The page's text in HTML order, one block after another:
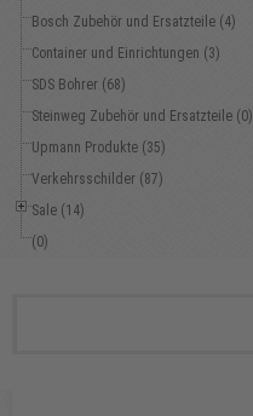
Bosch Zubehör und Ersatzteile (4)
Container und Einrichtungen (3)
SDS Bohrer (68)
Steinweg Zubehör und Ersatzteile (0)
Upmann Produkte (35)
Verkehrsschilder (87)
Sale (14)
(0)